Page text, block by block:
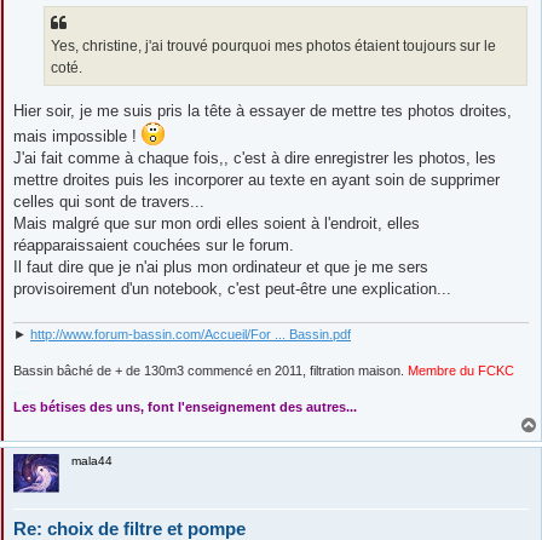
Yes, christine, j'ai trouvé pourquoi mes photos étaient toujours sur le
coté.
Hier soir, je me suis pris la tête à essayer de mettre tes photos droites,
mais impossible !
J'ai fait comme à chaque fois,, c'est à dire enregistrer les photos, les
mettre droites puis les incorporer au texte en ayant soin de supprimer
celles qui sont de travers...
Mais malgré que sur mon ordi elles soient à l'endroit, elles
réapparaissaient couchées sur le forum.
Il faut dire que je n'ai plus mon ordinateur et que je me sers
provisoirement d'un notebook, c'est peut-être une explication...
► http://www.forum-bassin.com/Accueil/For ... Bassin.pdf
Bassin bâché de + de 130m3 commencé en 2011, filtration maison. Membre du FCKC
Les bétises des uns, font l'enseignement des autres...
mala44
Re: choix de filtre et pompe